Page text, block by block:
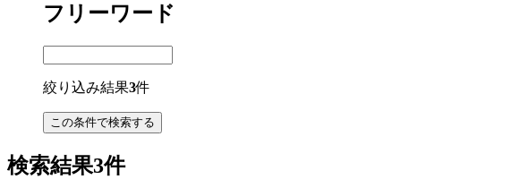
フリーワード
絞り込み結果3件
検索結果3件